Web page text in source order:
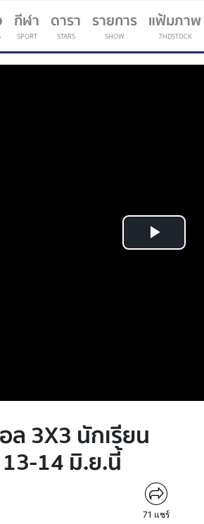
กีฬา
SPORT
(current)
ดารา
STARS
รายการ
SHOW
แฟ้มภาพ
7HDSTOCK
Play
3X3 นักเรียน
14 มิ.ย.นี้
71 แชร์